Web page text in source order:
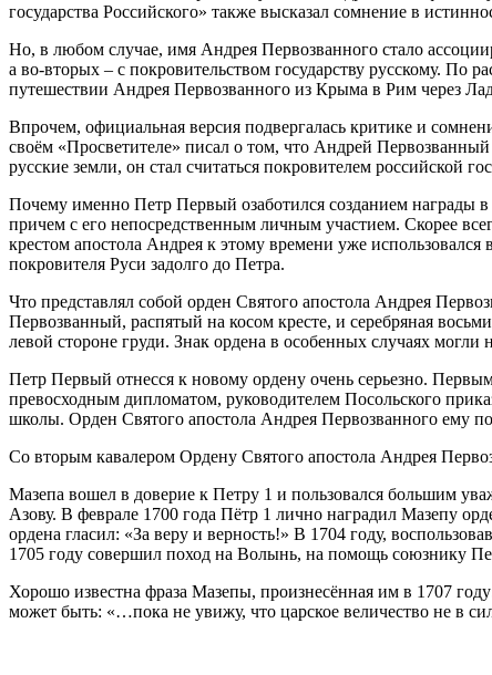
государства Российского» также высказал сомнение в
Но, в любом случае, имя Андрея Первозванного стало
а во-вторых – с покровительством государству русскому.
путешествии Андрея Первозванного из Крыма в Рим через
Впрочем, официальная версия подвергалась критике и
своём «Просветителе» писал о том, что Андрей
русские земли, он стал считаться покровителем российской
Почему именно Петр Первый озаботился созданием награды
причем с его непосредственным личным участием. Скорее
крестом апостола Андрея к этому времени уже
покровителя Руси задолго до Петра.
Что представлял собой орден Святого апостола Андрея
Первозванный, распятый на косом кресте, и серебряная
левой стороне груди. Знак ордена в особенных случаях
Петр Первый отнесся к новому ордену очень серьезно.
превосходным дипломатом, руководителем Посольского
школы. Орден Святого апостола Андрея Первозванного ему
Со вторым кавалером Ордену Святого апостола Андрея
Мазепа вошел в доверие к Петру 1 и пользовался большим
Азову. В феврале 1700 года Пётр 1 лично наградил Мазепу
ордена гласил: «За веру и верность!» В 1704 году,
1705 году совершил поход на Волынь, на помощь союзнику
Хорошо известна фраза Мазепы, произнесённая им в 1707
может быть: «…пока не увижу, что царское величество не в